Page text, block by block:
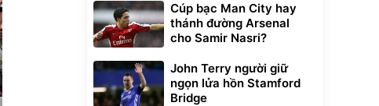
Cúp bạc Man City hay
thánh đường Arsenal
cho Samir Nasri?
John Terry người giữ
ngọn lửa hồn Stamford
Bridge